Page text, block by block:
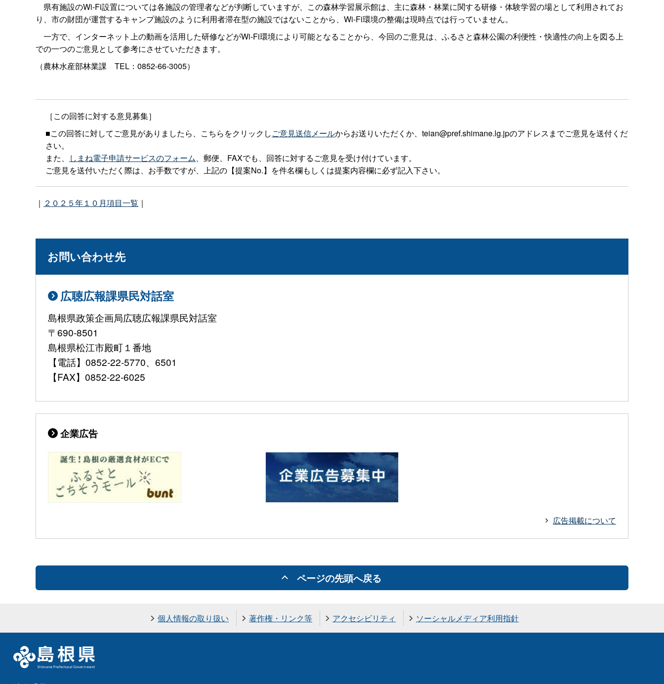
県有施設のWi-Fi設置については各施設の管理者などが判断していますが、この森林学習展示館は、主に森林・林業に関する研修・体験学習の場として利用されてお
り、市の財団が運営するキャンプ施設のように利用者滞在型の施設ではないことから、Wi-Fi環境の整備は現時点では行っていません。
一方で、インターネット上の動画を活用した研修などがWi-Fi環境により可能となることから、今回のご意見は、ふるさと森林公園の利便性・快適性の向上を図る上
での一つのご意見として参考にさせていただきます。
（農林水産部林業課 TEL：0852-66-3005）
［この回答に対する意見募集］
■この回答に対してご意見がありましたら、こちらをクリックしご意見送信メールからお送りいただくか、teian@pref.shimane.lg.jpのアドレスまでご意見を送付くだ
さい。
また、
しまね電子申請サービスのフォーム、郵便、FAXでも、回答に対するご意見を受け付けています。
ご意見を送付いただく際は、お手数ですが、上記の【提案No.】を件名欄もしくは提案内容欄に必ず記入下さい。
｜ ２０２５年１０月項目一覧 ｜
お問い合わせ先
広聴広報課県民対話室
島根県政策企画局広聴広報課県民対話室
〒690-8501
島根県松江市殿町１番地
【電話】0852-22-5770、6501
【FAX】0852-22-6025
企業広告
広告掲載について
ページの先頭へ戻る
個人情報の取り扱い 著作権・リンク等 アクセシビリティ ソーシャルメディア利用指針